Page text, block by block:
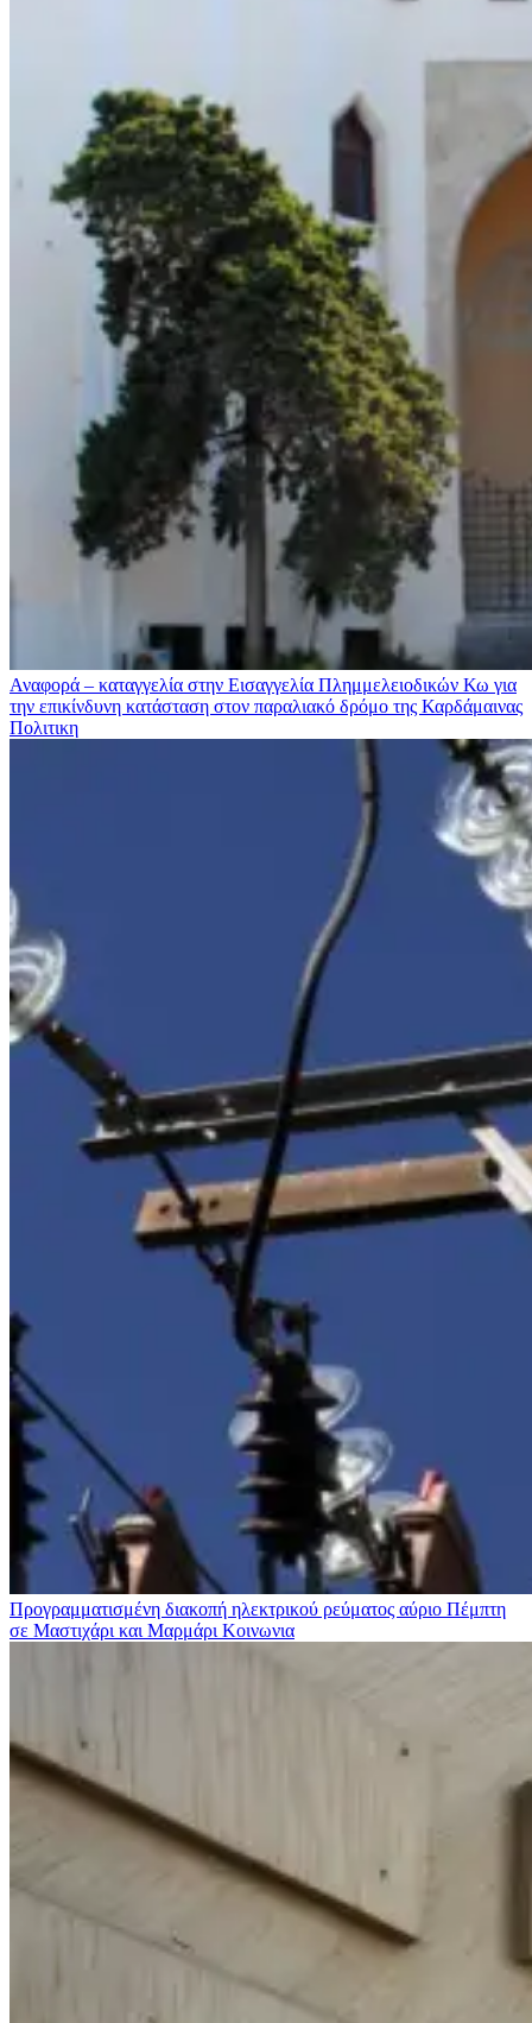
Αναφορά – καταγγελία στην Εισαγγελία Πλημμελειοδικών Κω για
την επικίνδυνη κατάσταση στον παραλιακό δρόμο της Καρδάμαινας
Πολιτικη
Προγραμματισμένη διακοπή ηλεκτρικού ρεύματος αύριο Πέμπτη
σε Μαστιχάρι και Μαρμάρι Κοινωνια